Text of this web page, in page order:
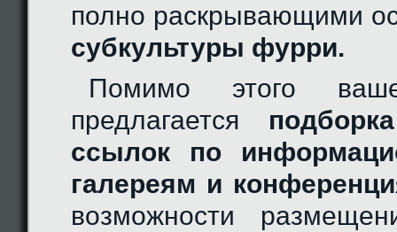
полно раскрывающими
субкультуры фурри.
Помимо этого
предлагается
ссылок по
галереям и
возможности